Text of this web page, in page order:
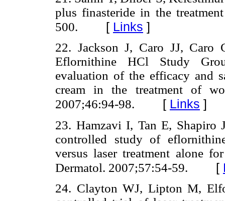
plus finasteride in the
500. [ Links ]
22. Jackson J, Caro JJ,
Eflornithine HCl Study
evaluation of the efficacy and
cream in the treatment of
2007;46:94-98. [ Links ]
23. Hamzavi I, Tan E, Shapiro
controlled study of
versus laser treatment alone
Dermatol. 2007;57:54-59. [
24. Clayton WJ, Lipton M,